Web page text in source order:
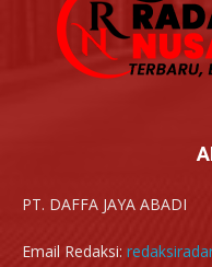
PT. DAFFA JAYA ABADI
Email Redaksi: